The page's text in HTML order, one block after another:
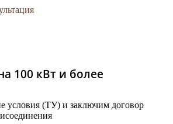
100 кВт и более
условия (ТУ) и заключим договор